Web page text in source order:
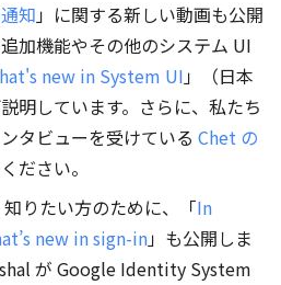
知」に関する新しい動画も公開
加機能やその他のシステム UI
new in System UI」（日本
明しています。さらに、私たち
タビューを受けている Chet の
ださい。
りたい方のために、「In
new in sign-in」も公開しま
が Google Identity System